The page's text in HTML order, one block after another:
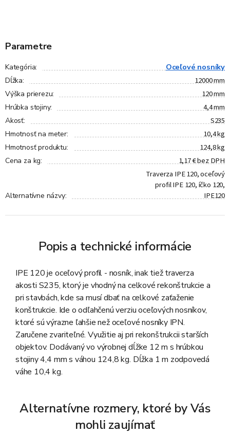
Parametre
Kategória: Oceľové nosníky
Dĺžka: 12000 mm
Výška prierezu: 120 mm
Hrúbka stojiny: 4,4 mm
Akosť: S235
Hmotnosť na meter: 10,4 kg
Hmotnosť produktu: 124,8 kg
Cena za kg: 1,17 € bez DPH
Alternatívne názvy:
Traverza IPE 120, oceľový
profil IPE 120, íčko 120,
IPE120
Popis a technické informácie
IPE 120 je oceľový profil - nosník, inak tiež traverza
akosti S235, ktorý je vhodný na celkové rekonštrukcie a
pri stavbách, kde sa musí dbať na celkové zaťaženie
konštrukcie. Ide o odľahčenú verziu oceľových nosníkov,
ktoré sú výrazne ľahšie než oceľové nosníky IPN.
Zaručene zvariteľné. Využitie aj pri rekonštrukcii starších
objektov. Dodávaný vo výrobnej dĺžke 12 m s hrúbkou
stojiny 4,4 mm s váhou 124,8 kg. Dĺžka 1 m zodpovedá
váhe 10,4 kg.
Alternatívne rozmery, ktoré by Vás
mohli zaujímať